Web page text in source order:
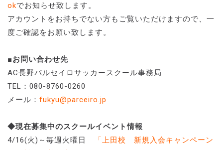
okでお知らせ致します。
アカウントをお持ちでない方もご覧いただけますので、一
度ご確認をお願い致します。
■お問い合わせ先
AC長野パルセイロサッカースクール事務局
TEL：080-8760-0260
メール： fukyu@parceiro.jp
◆現在募集中のスクールイベント情報
4/16(火)～毎週火曜日
「上田校 新規入会キャンペーン